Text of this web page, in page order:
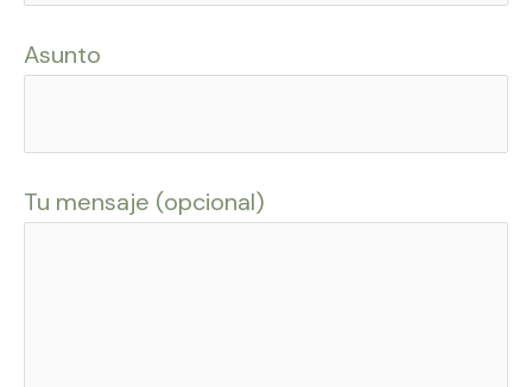
Asunto
Tu mensaje (opcional)